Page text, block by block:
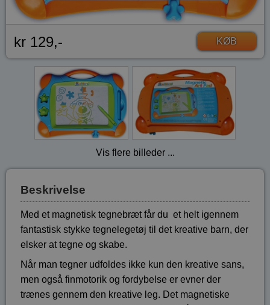
kr 129,- KØB
Vis flere billeder ...
Beskrivelse
Med et magnetisk tegnebræt får du et helt igennem
fantastisk stykke tegnelegetøj til det kreative barn, der
elsker at tegne og skabe.
Når man tegner udfoldes ikke kun den kreative sans,
men også finmotorik og fordybelse er evner der
trænes gennem den kreative leg. Det magnetiske